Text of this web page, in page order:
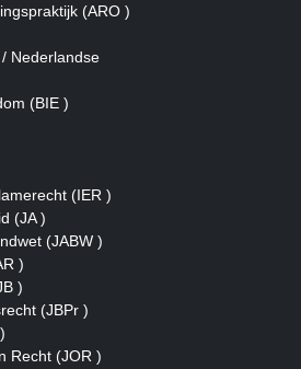
(ARO )
Nederlandse
(BIE )
(IER )
(JA )
(JABW )
)
)
(JBPr )
Recht (JOR )